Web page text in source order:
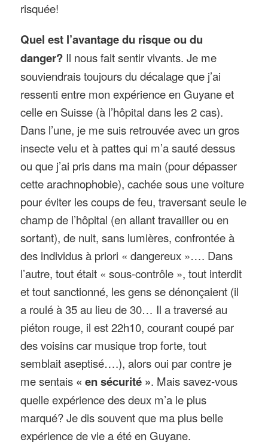
risquée!
Quel est l’avantage du risque ou du
danger? Il nous fait sentir vivants. Je me
souviendrais toujours du décalage que j’ai
ressenti entre mon expérience en Guyane et
celle en Suisse (à l’hôpital dans les 2 cas).
Dans l’une, je me suis retrouvée avec un gros
insecte velu et à pattes qui m’a sauté dessus
ou que j’ai pris dans ma main (pour dépasser
cette arachnophobie), cachée sous une voiture
pour éviter les coups de feu, traversant seule le
champ de l’hôpital (en allant travailler ou en
sortant), de nuit, sans lumières, confrontée à
des individus à priori « dangereux »…. Dans
l’autre, tout était « sous-contrôle », tout interdit
et tout sanctionné, les gens se dénonçaient (il
a roulé à 35 au lieu de 30… Il a traversé au
piéton rouge, il est 22h10, courant coupé par
des voisins car musique trop forte, tout
semblait aseptisé….), alors oui par contre je
me sentais « en sécurité ». Mais savez-vous
quelle expérience des deux m’a le plus
marqué? Je dis souvent que ma plus belle
expérience de vie a été en Guyane.